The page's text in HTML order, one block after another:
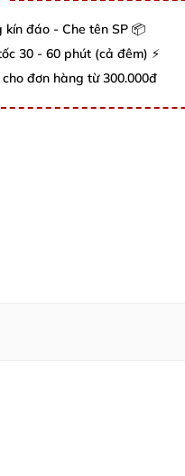
kín đáo - Che tên SP 📦
30 - 60 phút (cả đêm) ⚡
cho đơn hàng từ 300.000đ